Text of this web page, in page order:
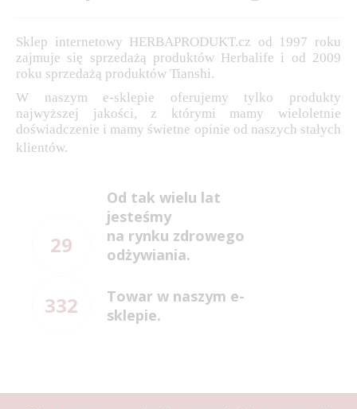
Sklep internetowy HERBAPRODUKT.cz od 1997 roku
zajmuje się sprzedażą produktów Herbalife i od 2009
roku sprzedażą produktów Tianshi.
W naszym e-sklepie oferujemy tylko produkty
najwyższej jakości, z którymi mamy wieloletnie
doświadczenie i mamy świetne opinie od naszych stałych
klientów.
29
Od tak wielu lat
jesteśmy
na rynku zdrowego
odżywiania.
332
Towar w naszym e-
sklepie.